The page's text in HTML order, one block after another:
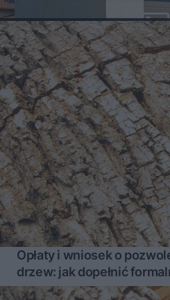
Opłaty i wniosek o
drzew: jak dopełnić